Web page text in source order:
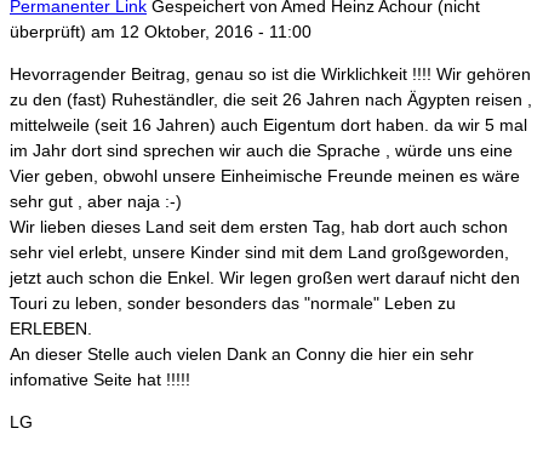
Permanenter Link Gespeichert von Amed Heinz Achour (nicht
überprüft) am 12 Oktober, 2016 - 11:00
Hevorragender Beitrag, genau so ist die Wirklichkeit !!!! Wir gehören
zu den (fast) Ruheständler, die seit 26 Jahren nach Ägypten reisen ,
mittelweile (seit 16 Jahren) auch Eigentum dort haben. da wir 5 mal
im Jahr dort sind sprechen wir auch die Sprache , würde uns eine
Vier geben, obwohl unsere Einheimische Freunde meinen es wäre
sehr gut , aber naja :-)
Wir lieben dieses Land seit dem ersten Tag, hab dort auch schon
sehr viel erlebt, unsere Kinder sind mit dem Land großgeworden,
jetzt auch schon die Enkel. Wir legen großen wert darauf nicht den
Touri zu leben, sonder besonders das "normale" Leben zu
ERLEBEN.
An dieser Stelle auch vielen Dank an Conny die hier ein sehr
infomative Seite hat !!!!!
LG